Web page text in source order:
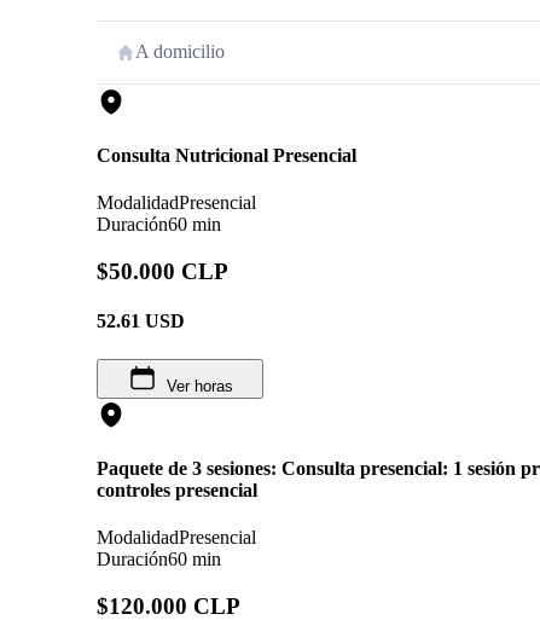
A domicilio
Consulta Nutricional Presencial
ModalidadPresencial
Duración60 min
$50.000 CLP
52.61 USD
Ver horas
Paquete de 3 sesiones: Consulta presencial: 1 sesión
controles presencial
ModalidadPresencial
Duración60 min
$120.000 CLP